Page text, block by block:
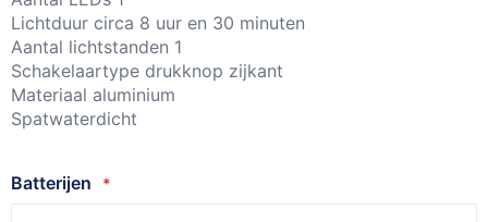
Lichtduur circa 8 uur en 30 minuten
Aantal lichtstanden 1
Schakelaartype drukknop zijkant
Materiaal aluminium
Spatwaterdicht
Batterijen